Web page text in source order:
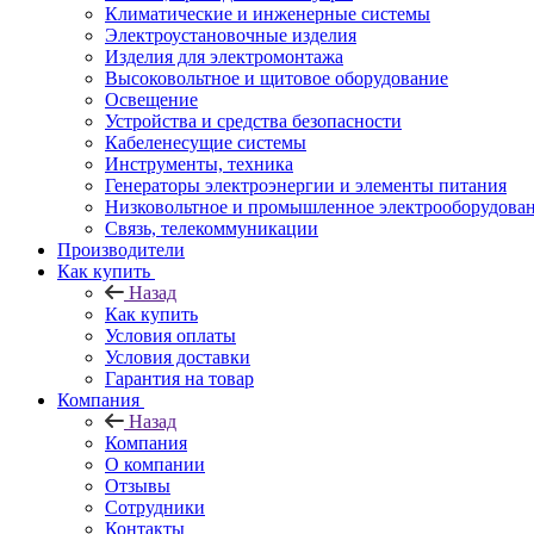
Климатические и инженерные системы
Электроустановочные изделия
Изделия для электромонтажа
Высоковольтное и щитовое оборудование
Освещение
Устройства и средства безопасности
Кабеленесущие системы
Инструменты, техника
Генераторы электроэнергии и элементы питания
Низковольтное и промышленное
Связь, телекоммуникации
Производители
Как купить
Назад
Как купить
Условия оплаты
Условия доставки
Гарантия на товар
Компания
Назад
Компания
О компании
Отзывы
Сотрудники
Контакты